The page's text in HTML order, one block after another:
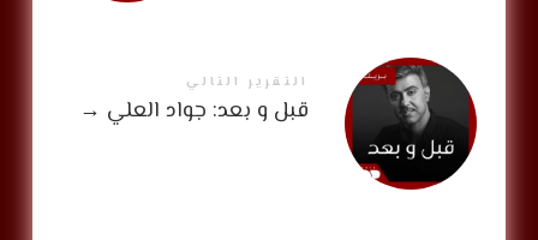
التقرير التالي
قبل و بعد: جواد العلي →